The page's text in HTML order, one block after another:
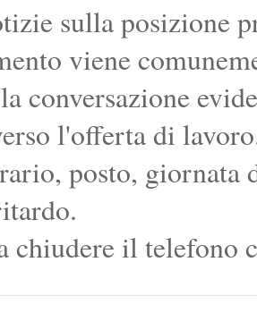
sulla posizione
viene
conversazione
l'offerta di
posto,
chiudere il telefono